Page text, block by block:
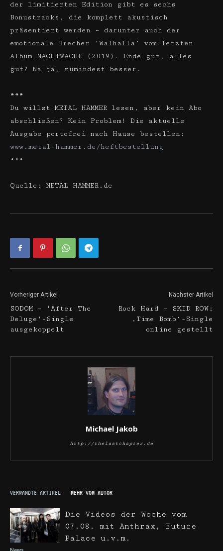
der limitierten Edition gibt es sechs
Bonustracks, die komplett akustisch
präsentiert werden – darunter auch der
emotionale Brecher ‘Walhalla’ vom letzten
Album NACHTWACHE (2019). Ende gut, alles
gut? Na ja, zumindest besser.
***
Du willst METAL HAMMER lesen, aber kein Abo
abschließen? Kein Problem! Die aktuelle
Ausgabe portofrei nach Hause bestellen:
www.metal-hammer.de/heftbestellung
***
Quelle: METAL HAMMER.de
Vorheriger Artikel
SODOM – 'After The
Deluge'-Single
ausgekoppelt
Nächster Artikel
Rock Hard – SKID ROW:
‚Time Bomb‘-Single
online gestellt
Michael Jakob
http://thelastchapter.de
VERWANDTE ARTIKEL MEHR VOM AUTOR
Die Videos der Woche vom
07.08. mit Anthrax, Future
Palace u.v.m.